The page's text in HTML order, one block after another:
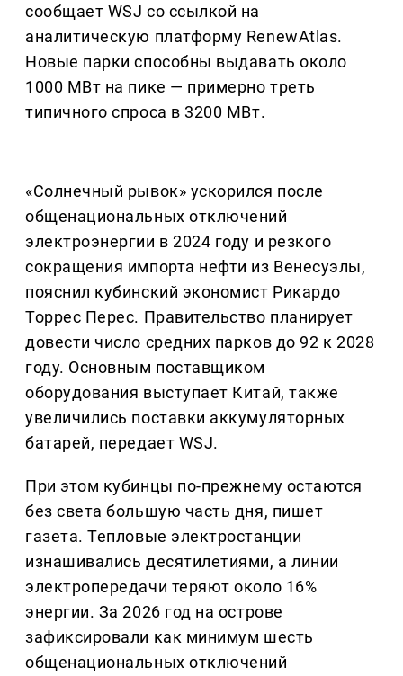
сообщает WSJ со ссылкой на
аналитическую платформу RenewAtlas.
Новые парки способны выдавать около
1000 МВт на пике — примерно треть
типичного спроса в 3200 МВт.
«Солнечный рывок» ускорился после
общенациональных отключений
электроэнергии в 2024 году и резкого
сокращения импорта нефти из Венесуэлы,
пояснил кубинский экономист Рикардо
Торрес Перес. Правительство планирует
довести число средних парков до 92 к 2028
году. Основным поставщиком
оборудования выступает Китай, также
увеличились поставки аккумуляторных
батарей, передает WSJ.
При этом кубинцы по-прежнему остаются
без света большую часть дня, пишет
газета. Тепловые электростанции
изнашивались десятилетиями, а линии
электропередачи теряют около 16%
энергии. За 2026 год на острове
зафиксировали как минимум шесть
общенациональных отключений